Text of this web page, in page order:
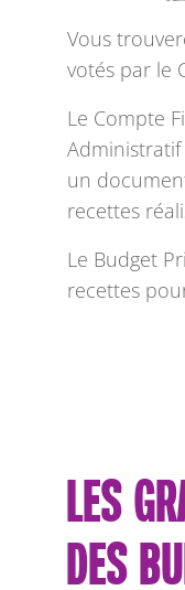
Vous
votés par le
Le Compte
Administratif
un
recettes
Le Budget
recettes
LES
DES